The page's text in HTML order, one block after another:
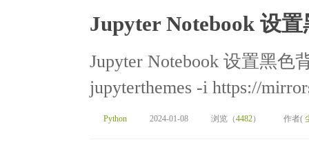
Jupyter Notebook 设
Jupyter Notebook 设置黑色
jupyterthemes -i https://
Python 2024-01-08 浏览（4482） 作者(